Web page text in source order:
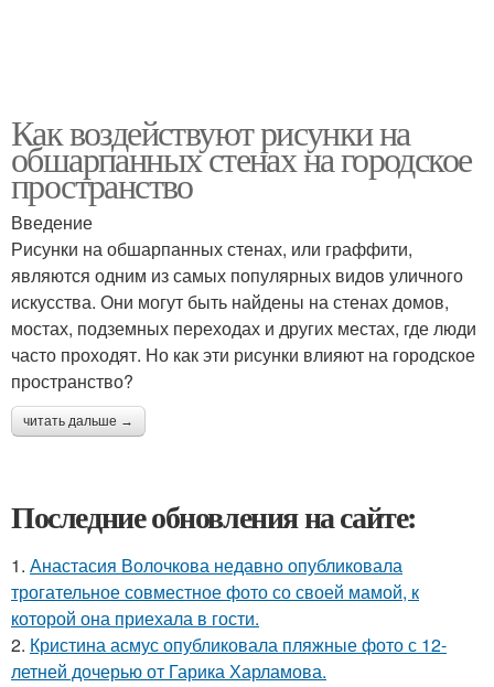
Как воздействуют рисунки на
обшарпанных стенах на городское
пространство
Введение
Рисунки на обшарпанных стенах, или граффити,
являются одним из самых популярных видов уличного
искусства. Они могут быть найдены на стенах домов,
мостах, подземных переходах и других местах, где люди
часто проходят. Но как эти рисунки влияют на городское
пространство?
читать дальше →
Последние обновления на сайте:
1. Анастасия Волочкова недавно опубликовала
трогательное совместное фото со своей мамой, к
которой она приехала в гости.
2. Кристина асмус опубликовала пляжные фото с 12-
летней дочерью от Гарика Харламова.